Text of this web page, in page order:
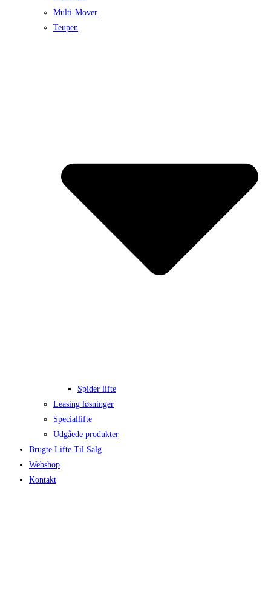
Multi-Mover
Teupen
Spider lifte
Leasing løsninger
Speciallifte
Udgåede produkter
Brugte Lifte Til Salg
Webshop
Kontakt